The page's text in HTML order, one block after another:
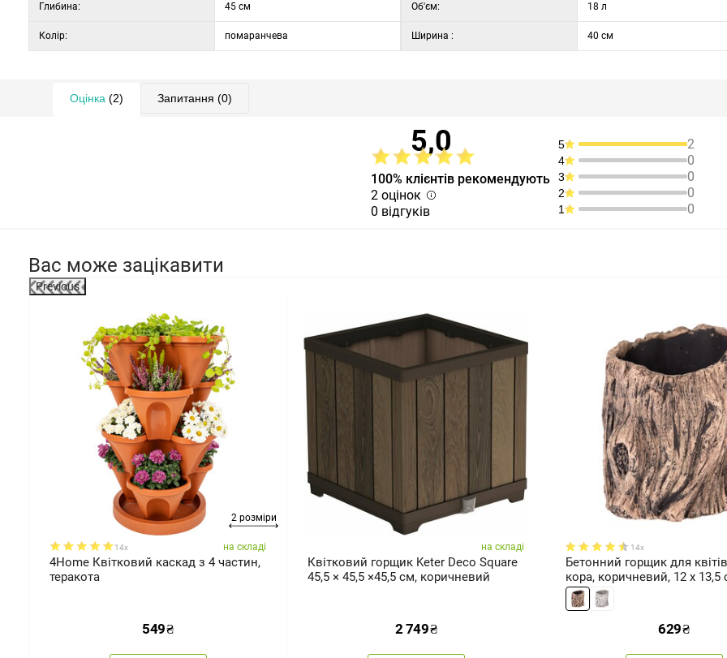
Глибина: 45 см
Колір: помаранчева
Об'єм: 18 л
Ширина : 40 см
Оцінка (2) Запитання (0)
5,0
100% клієнтів рекомендують
2 оцінок
0 відгуків
5 2
4 0
3 0
2 0
1 0
Вас може зацікавити
Previous
2 розміри
14x на складі
4Home Квітковий каскад з 4 частин,
теракота
549₴
на складі
Квітковий горщик Keter Deco Square
45,5 × 45,5 ×45,5 см, коричневий
2 749₴
14x
Бетонний горщик для
кора, коричневий, 12 x 13,5
629₴